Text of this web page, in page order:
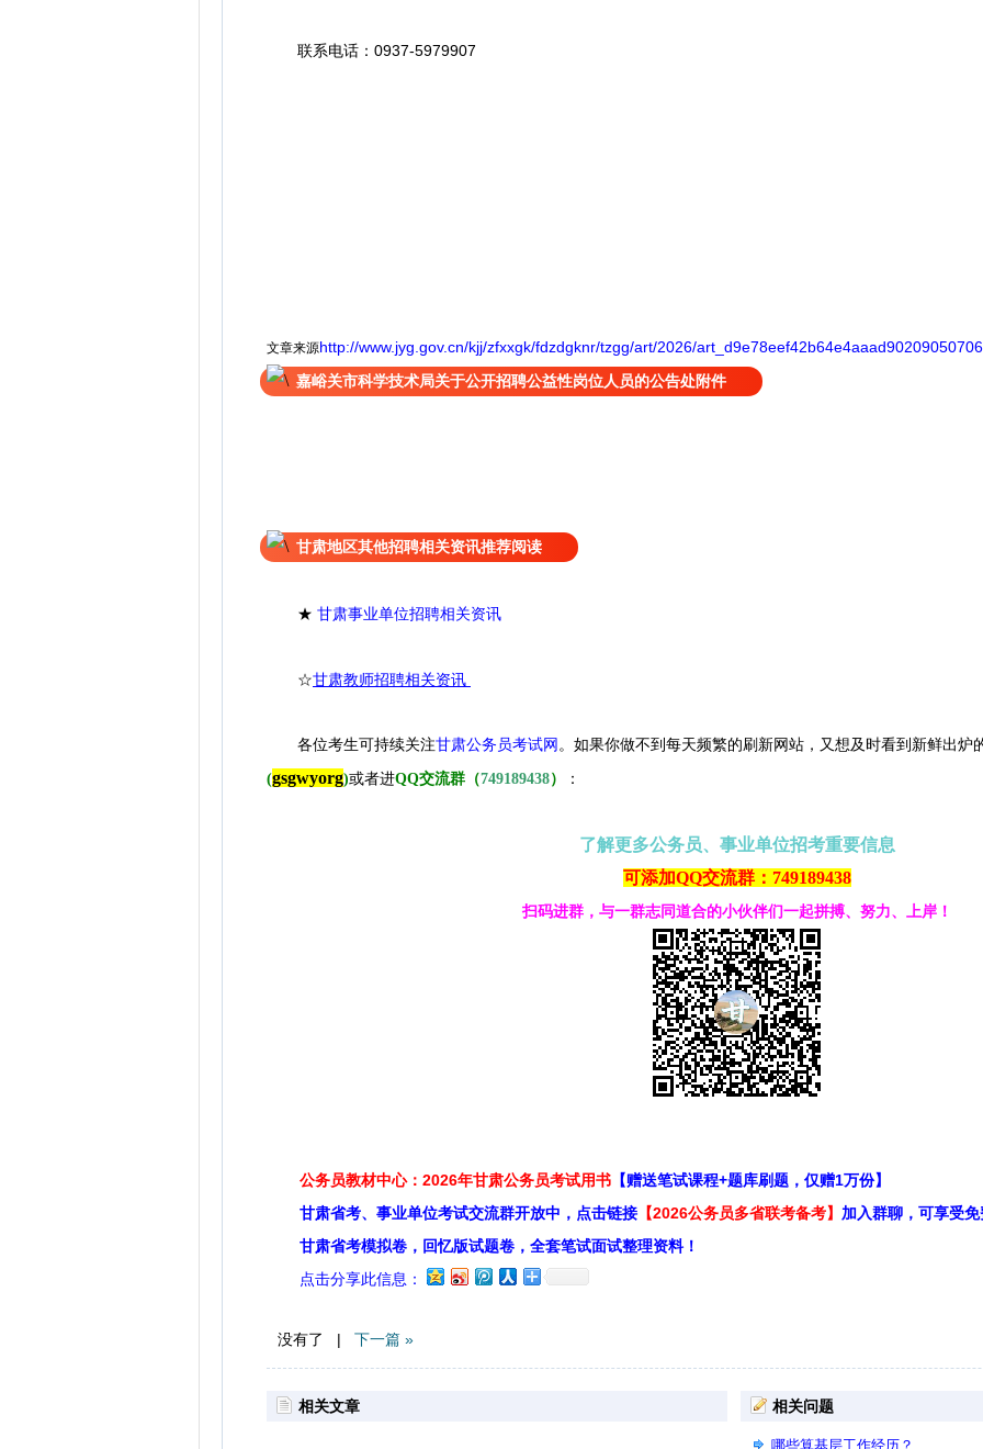
联系电话：0937-5979907
文章来源http://www.jyg.gov.cn/kjj/zfxxgk/fdzdgknr/tzgg/art/2026/
嘉峪关市科学技术局关于公开招聘公益性岗位人员的公告处附件
甘肃地区其他招聘相关资讯推荐阅读
★ 甘肃事业单位招聘相关资讯
☆甘肃教师招聘相关资讯
各位考生可持续关注甘肃公务员考试网 。 如果你做不到每天频繁的刷新网站，又想及时看到新鲜出炉
(gsgwyorg)或者进QQ交流群（749189438） ：
了解更多公务员、事业单位招考重要信息
可添加QQ交流群：749189438
扫码进群，与一群志同道合的小伙伴们一起拼搏、努力、上岸！
公务员教材中心：2026年甘肃公务员考试用书 【赠送笔试课程+题库刷题，仅赠1万份】
甘肃省考、事业单位考试交流群开放中，点击链接 【2026公务员多省联考备考】 加入群聊，可享受
甘肃省考模拟卷，回忆版试题卷，全套笔试面试整理资料！
点击分享此信息：
没有了 | 下一篇 »
相关文章 相关问题
哪些算基层工作经历？